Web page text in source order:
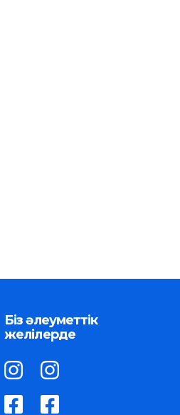
Біз әлеуметтік
желілерде